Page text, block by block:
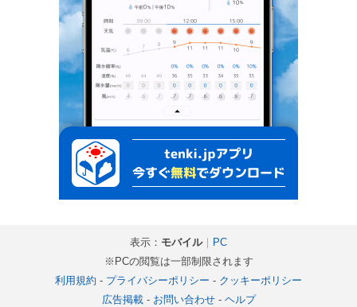
表示： モバイル｜ PC
※PCの閲覧は一部制限されます
利用規約 - プライバシーポリシー - クッキーポリシー
広告掲載- お問い合わせ- ヘルプ